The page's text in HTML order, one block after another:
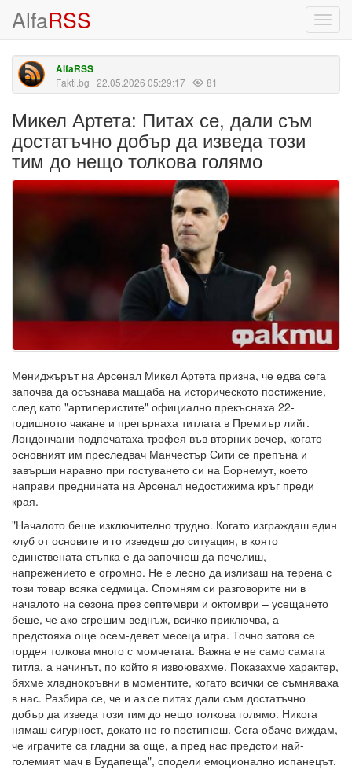
AlfaRSS
AlfaRSS
Fakti.bg | 22.05.2026 05:29:17 | 81
Микел Артета: Питах се, дали съм
достатъчно добър да изведа този
тим до нещо толкова голямо
Мениджърът на Арсенал Микел Артета призна, че едва сега
започва да осъзнава мащаба на историческото постижение,
след като "артилеристите" официално прекъснаха 22-
годишното чакане и прегърнаха титлата в Премиър лийг.
Лондончани подпечатаха трофея във вторник вечер, когато
основният им преследвач Манчестър Сити се препъна и
завърши наравно при гостуването си на Борнемут, което
направи преднината на Арсенал недостижима кръг преди
края.
"Началото беше изключително трудно. Когато изграждаш един
клуб от основите и го изведеш до ситуация, в която
единствената стъпка е да започнеш да печелиш,
напрежението е огромно. Не е лесно да излизаш на терена с
този товар всяка седмица. Спомням си разговорите ни в
началото на сезона през септември и октомври – усещането
беше, че ако сгрешим веднъж, всичко приключва, а
предстояха още осем-девет месеца игра. Точно затова се
гордея толкова много с момчетата. Важна е не само самата
титла, а начинът, по който я извоювахме. Показахме характер,
бяхме хладнокръвни в моментите, когато всички се съмняваха
в нас. Разбира се, че и аз се питах дали съм достатъчно
добър да изведа този тим до нещо толкова голямо. Никога
нямаш сигурност, докато не го постигнеш. Сега обаче виждам,
че играчите са гладни за още, а пред нас предстои най-
големият мач в Будапеща", сподели емоционално испанецът.